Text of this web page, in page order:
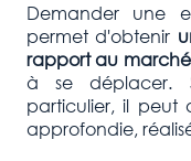
Demander une
permet d'obtenir
rapport au marché
à se déplacer.
particulier, il peut
approfondie,